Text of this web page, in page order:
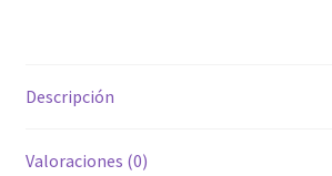
Descripción
Valoraciones (0)